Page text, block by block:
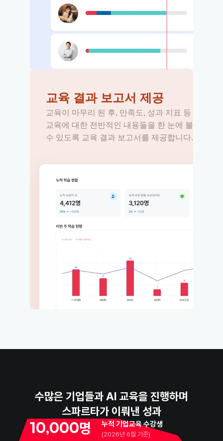
교육 결과 보고서 제공
교육이 마무리 된 후, 만족도, 성과 지표 등
교육에 대한 전반적인 내용들을 한 눈에 볼
수 있도록 교육 결과 보고서를 제공합니다.
수많은 기업들과 AI 교육을 진행하며
스파르타가 이뤄낸 성과
10,000명 누적 기업교육 수강생
(2026년 6월 기준)